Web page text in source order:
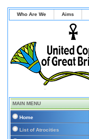
Who Are We Aims
MAIN MENU
Home
List of Atrocities